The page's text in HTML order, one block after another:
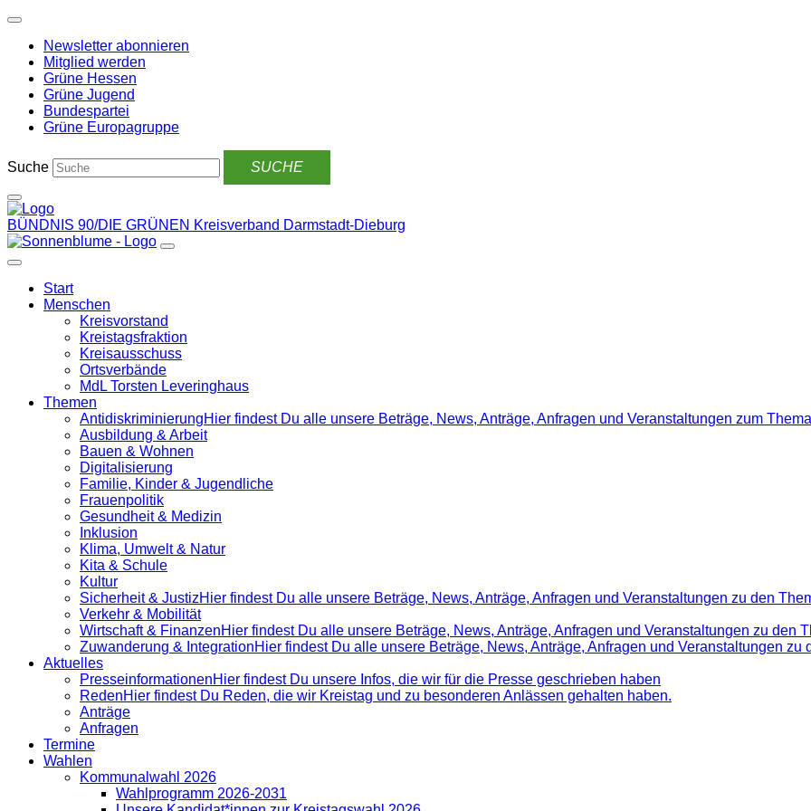
Weiter
Inhalt
Newsletter abonnieren
Mitglied werden
Grüne Hessen
Grüne Jugend
Bundespartei
Grüne Europagruppe
Suche
BÜNDNIS 90/DIE GRÜNEN Kreisverband Darmstadt-Dieburg
Start
Menschen
Kreisvorstand
Kreistagsfraktion
Kreisausschuss
Ortsverbände
MdL Torsten Leveringhaus
Themen
Antidiskrimi­nierungHier findest Du alle unsere Beträge, News, Anträge, Anfragen und Veranstaltungen zum
Ausbildung & Arbeit
Bauen & Wohnen
Digitalisierung
Familie, Kinder & Jugendliche
Frauenpolitik
Gesundheit & Medizin
Inklusion
Klima, Umwelt & Natur
Kita & Schule
Kultur
Sicherheit & JustizHier findest Du alle unsere Beträge, News, Anträge, Anfragen und Veranstaltungen zu den
Verkehr & Mobilität
Wirtschaft & FinanzenHier findest Du alle unsere Beträge, News, Anträge, Anfragen und Veranstaltungen zu den
Zuwanderung & IntegrationHier findest Du alle unsere Beträge, News, Anträge, Anfragen und Veranstaltungen
Aktuelles
Presse­informationenHier findest Du unsere Infos, die wir für die Presse geschrieben haben
RedenHier findest Du Reden, die wir Kreistag und zu besonderen Anlässen gehalten haben.
Anträge
Anfragen
Termine
Wahlen
Kommunalwahl 2026
Wahlprogramm 2026-2031